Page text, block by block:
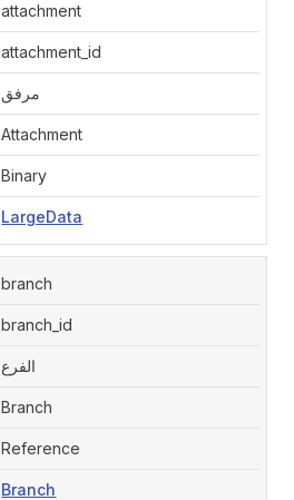
attachment
attachment_id
مرفق
Attachment
Binary
LargeData
branch
branch_id
الفرع
Branch
Reference
Branch